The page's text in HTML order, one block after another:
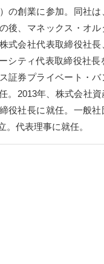
の創業に参加。同社
後、マネックス・オル
式会社代表取締役社
シティ代表取締役社長
証券プライベート・
。2013年、株式会社
役社長に就任。一般
。代表理事に就任。